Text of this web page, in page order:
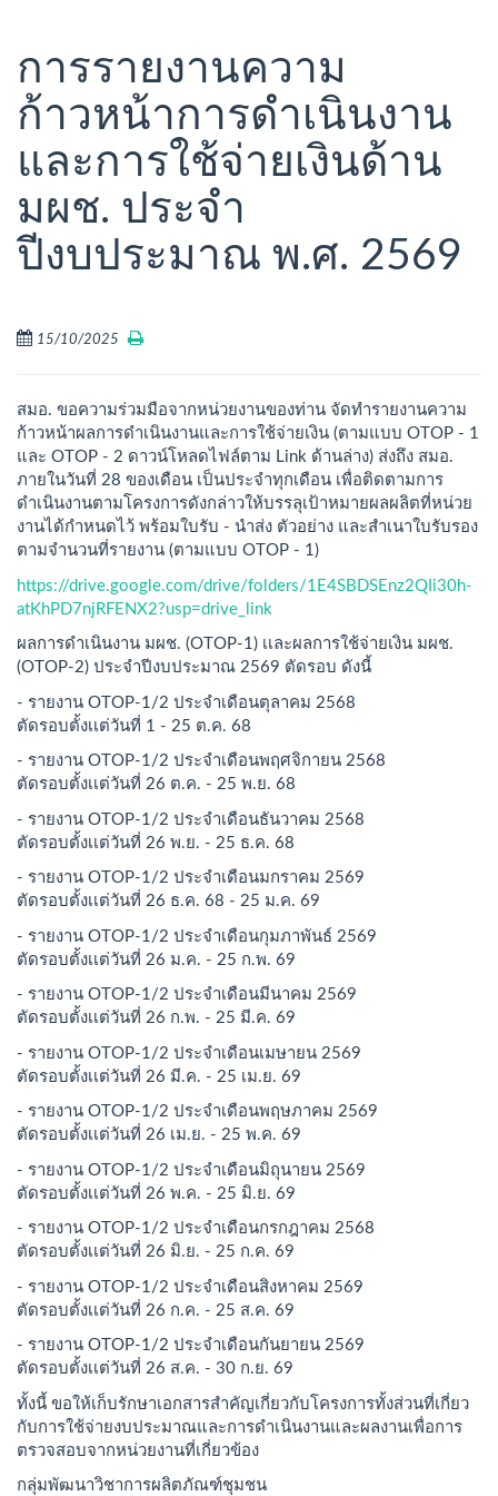
การรายงานความ
ก้าวหน้าการดำเนินงาน
และการใช้จ่ายเงินด้าน
มผช. ประจำ
ปีงบประมาณ พ.ศ. 2569
15/10/2025
สมอ. ขอความร่วมมือจากหน่วยงานของท่าน จัดทำรายงานความ
ก้าวหน้าผลการดำเนินงานและการใช้จ่ายเงิน (ตามแบบ OTOP - 1
และ OTOP - 2 ดาวน์โหลดไฟล์ตาม Link ด้านล่าง) ส่งถึง สมอ.
ภายในวันที่ 28 ของเดือน เป็นประจำทุกเดือน เพื่อติดตามการ
ดำเนินงานตามโครงการดังกล่าวให้บรรลุเป้าหมายผลผลิตที่หน่วย
งานได้กำหนดไว้ พร้อมใบรับ - นำส่ง ตัวอย่าง และสำเนาใบรับรอง
ตามจำนวนที่รายงาน (ตามแบบ OTOP - 1)
https://drive.google.com/drive/folders/1E4SBDSEnz2QIi30h-
atKhPD7njRFENX2?usp=drive_link
ผลการดำเนินงาน มผช. (OTOP-1) เเละผลการใช้จ่ายเงิน มผช.
(OTOP-2) ประจำปีงบประมาณ 2569 ตัดรอบ ดังนี้
- รายงาน OTOP-1/2 ประจำเดือนตุลาคม 2568
ตัดรอบตั้งเเต่วันที่ 1 - 25 ต.ค. 68
- รายงาน OTOP-1/2 ประจำเดือนพฤศจิกายน 2568
ตัดรอบตั้งเเต่วันที่ 26 ต.ค. - 25 พ.ย. 68
- รายงาน OTOP-1/2 ประจำเดือนธันวาคม 2568
ตัดรอบตั้งเเต่วันที่ 26 พ.ย. - 25 ธ.ค. 68
- รายงาน OTOP-1/2 ประจำเดือนมกราคม 2569
ตัดรอบตั้งเเต่วันที่ 26 ธ.ค. 68 - 25 ม.ค. 69
- รายงาน OTOP-1/2 ประจำเดือนกุมภาพันธ์ 2569
ตัดรอบตั้งเเต่วันที่ 26 ม.ค. - 25 ก.พ. 69
- รายงาน OTOP-1/2 ประจำเดือนมีนาคม 2569
ตัดรอบตั้งเเต่วันที่ 26 ก.พ. - 25 มี.ค. 69
- รายงาน OTOP-1/2 ประจำเดือนเมษายน 2569
ตัดรอบตั้งเเต่วันที่ 26 มี.ค. - 25 เม.ย. 69
- รายงาน OTOP-1/2 ประจำเดือนพฤษภาคม 2569
ตัดรอบตั้งเเต่วันที่ 26 เม.ย. - 25 พ.ค. 69
- รายงาน OTOP-1/2 ประจำเดือนมิถุนายน 2569
ตัดรอบตั้งเเต่วันที่ 26 พ.ค. - 25 มิ.ย. 69
- รายงาน OTOP-1/2 ประจำเดือนกรกฎาคม 2568
ตัดรอบตั้งเเต่วันที่ 26 มิ.ย. - 25 ก.ค. 69
- รายงาน OTOP-1/2 ประจำเดือนสิงหาคม 2569
ตัดรอบตั้งเเต่วันที่ 26 ก.ค. - 25 ส.ค. 69
- รายงาน OTOP-1/2 ประจำเดือนกันยายน 2569
ตัดรอบตั้งเเต่วันที่ 26 ส.ค. - 30 ก.ย. 69
ทั้งนี้ ขอให้เก็บรักษาเอกสารสำคัญเกี่ยวกับโครงการทั้งส่วนที่เกี่ยว
กับการใช้จ่ายงบประมาณและการดำเนินงานและผลงานเพื่อการ
ตรวจสอบจากหน่วยงานที่เกี่ยวข้อง
กลุ่มพัฒนาวิชาการผลิตภัณฑ์ชุมชน